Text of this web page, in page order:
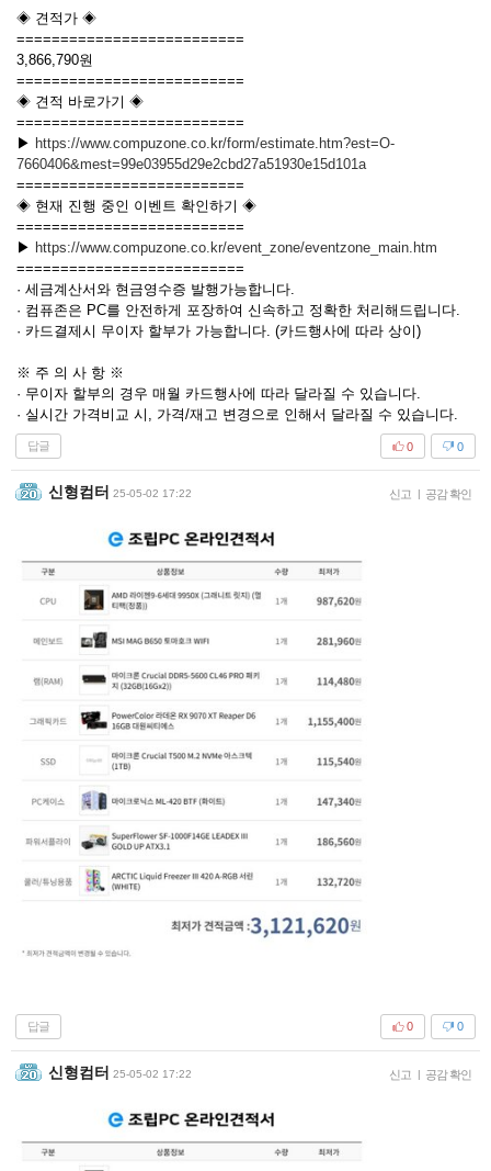
◈ 견적가 ◈
==========================
3,866,790원
==========================
◈ 견적 바로가기 ◈
==========================
▶ https://www.compuzone.co.kr/form/estimate.htm?est=O-
7660406&mest=99e03955d29e2cbd27a51930e15d101a
==========================
◈ 현재 진행 중인 이벤트 확인하기 ◈
==========================
▶ https://www.compuzone.co.kr/event_zone/eventzone_main.htm
==========================
· 세금계산서와 현금영수증 발행가능합니다.
· 컴퓨존은 PC를 안전하게 포장하여 신속하고 정확한 처리해드립니다.
· 카드결제시 무이자 할부가 가능합니다. (카드행사에 따라 상이)
※ 주 의 사 항 ※
· 무이자 할부의 경우 매월 카드행사에 따라 달라질 수 있습니다.
· 실시간 가격비교 시, 가격/재고 변경으로 인해서 달라질 수 있습니다.
답글 0
0
신형컴터 25-05-02 17:22 신고 | 공감 확인
답글 0
0
신형컴터 25-05-02 17:22 신고 | 공감 확인